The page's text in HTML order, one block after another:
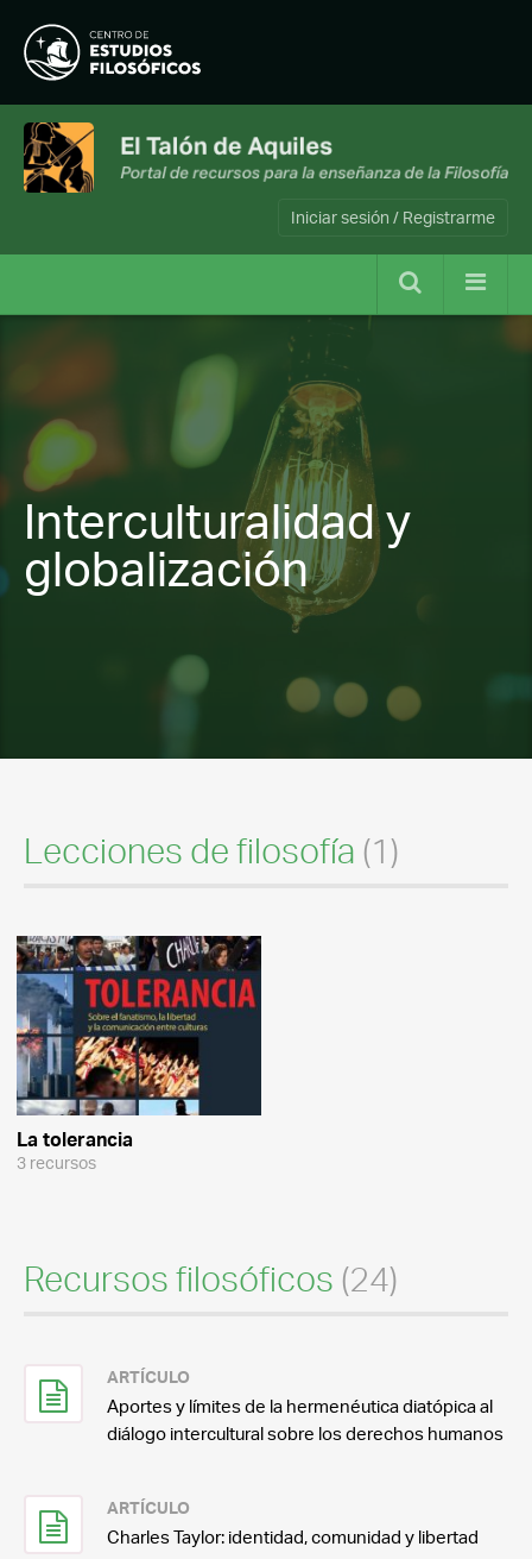
Iniciar sesión / Registrarme
Interculturalidad y
globalización
Lecciones de filosofía (1)
La tolerancia
3 recursos
Recursos filosóficos (24)
ARTÍCULO
Aportes y límites de la hermenéutica diatópica al
diálogo intercultural sobre los derechos humanos
ARTÍCULO
Charles Taylor: identidad, comunidad y libertad